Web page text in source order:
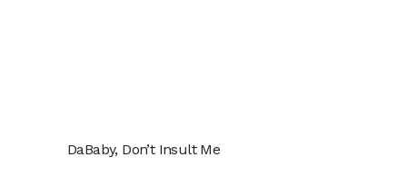
DaBaby, Don’t Insult Me